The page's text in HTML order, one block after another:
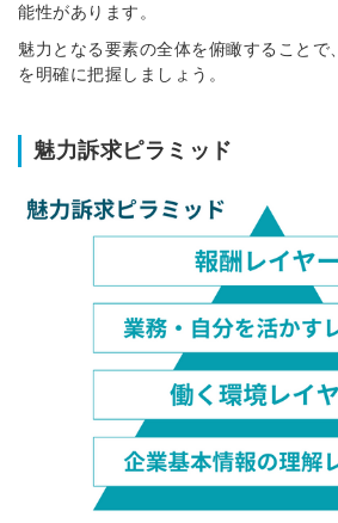
能性があります。
魅力となる要素の全体を俯瞰することで
を明確に把握しましょう。
魅力訴求ピラミッド
要です。
採用課題
取り組み
ビュー記
採用にま
ートが届く
採用に役
メールアドレ